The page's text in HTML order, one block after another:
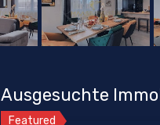
Ausgesuchte
Featured